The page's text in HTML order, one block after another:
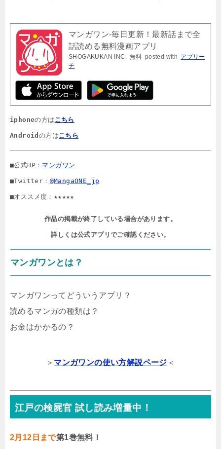
マンガワン-毎日更新！最新話まで全
話読める無料漫画アプリ
SHOGAKUKAN INC. 無料 posted with アプリー
チ
iphoneの方は こちら
Android の方はこちら
■公式HP： マンガワン
■Twitter： @MangaONE_jp
■オススメ度：★★★★★
作品の掲載が終了している場合があります。
詳しくは公式アプリでご確認ください。
マンガワンとは？
マンガワンってどういうアプリ？
読めるマンガの種類は？
お金はかかるの？
＞ マンガワンの使い方解説ページ ＜
江戸の検屍官 試し読み増量中！
2月12日まで第1巻無料！